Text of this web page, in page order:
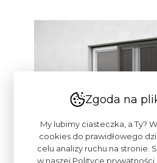
Zgoda na
My lubimy ciasteczka, a Ty?
cookies do prawidłowego
celu analizy ruchu na stronie.
w naszej Polityce prywatności.